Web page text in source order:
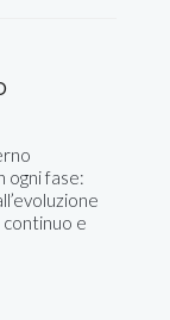
ogni fase:
continuo e